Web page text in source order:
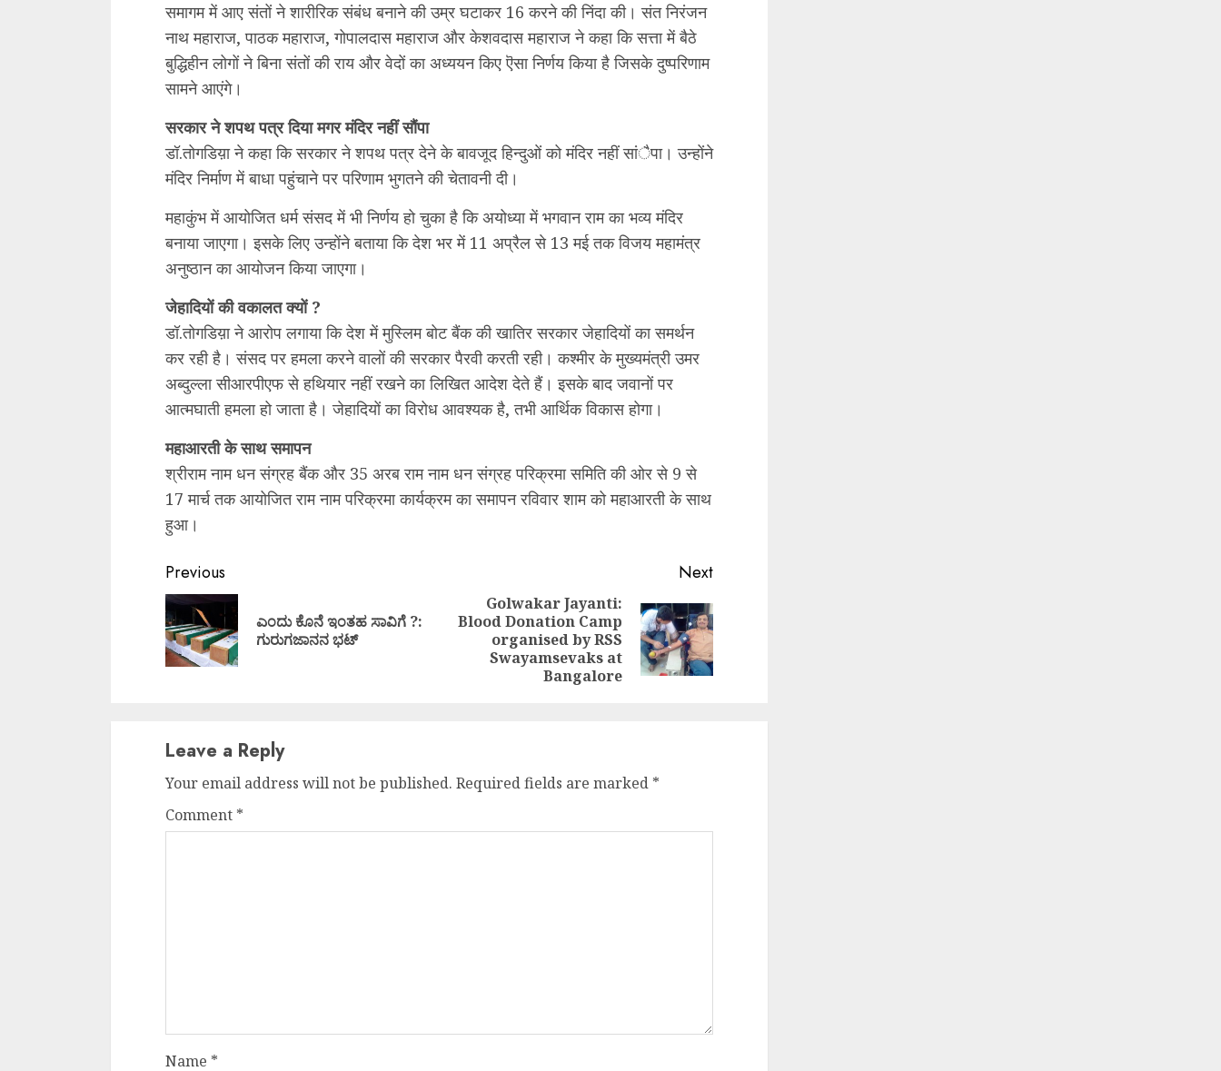
समागम में आए संतों ने शारीरिक संबंध बनाने की उम्र घटाकर 16 करने की निंदा की। संत निरंजन
नाथ महाराज, पाठक महाराज, गोपालदास महाराज और केशवदास महाराज ने कहा कि सत्ता में बैठे
बुद्धिहीन लोगों ने बिना संतों की राय और वेदों का अध्ययन किए ऎसा निर्णय किया है जिसके दुष्परिणाम
सामने आएंगे।
सरकार ने शपथ पत्र दिया मगर मंदिर नहीं सौंपा
डॉ.तोगडिय़ा ने कहा कि सरकार ने शपथ पत्र देने के बावजूद हिन्दुओं को मंदिर नहीं सांैपा। उन्होंने
मंदिर निर्माण में बाधा पहुंचाने पर परिणाम भुगतने की चेतावनी दी।
महाकुंभ में आयोजित धर्म संसद में भी निर्णय हो चुका है कि अयोध्या में भगवान राम का भव्य मंदिर
बनाया जाएगा। इसके लिए उन्होंने बताया कि देश भर में 11 अप्रैल से 13 मई तक विजय महामंत्र
अनुष्ठान का आयोजन किया जाएगा।
जेहादियों की वकालत क्यों ?
डॉ.तोगडिय़ा ने आरोप लगाया कि देश में मुस्लिम बोट बैंक की खातिर सरकार जेहादियों का समर्थन
कर रही है। संसद पर हमला करने वालों की सरकार पैरवी करती रही। कश्मीर के मुख्यमंत्री उमर
अब्दुल्ला सीआरपीएफ से हथियार नहीं रखने का लिखित आदेश देते हैं। इसके बाद जवानों पर
आत्मघाती हमला हो जाता है। जेहादियों का विरोध आवश्यक है, तभी आर्थिक विकास होगा।
महाआरती के साथ समापन
श्रीराम नाम धन संग्रह बैंक और 35 अरब राम नाम धन संग्रह परिक्रमा समिति की ओर से 9 से
17 मार्च तक आयोजित राम नाम परिक्रमा कार्यक्रम का समापन रविवार शाम को महाआरती के साथ
हुआ।
Continue
Reading
Previous
Previous
ಎಂದು ಕೊನೆ ಇಂತಹ ಸಾವಿಗೆ ?:
ಗುರುಗಜಾನನ ಭಟ್
Next
Next
Golwakar Jayanti:
Blood Donation Camp
organised by RSS
Swayamsevaks at
Bangalore
Leave a Reply
Your email address will not be published. Required fields are marked *
Comment *
Name *